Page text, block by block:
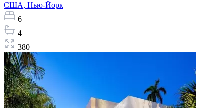
США, Нью-Йорк
6
4
380